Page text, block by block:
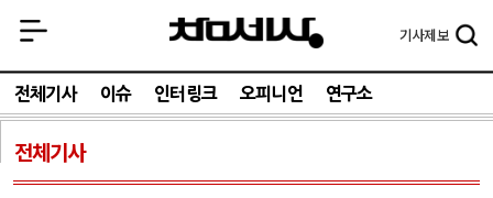
기사제보
전체기사 이슈 인터링크 오피니언 연구소
전체기사